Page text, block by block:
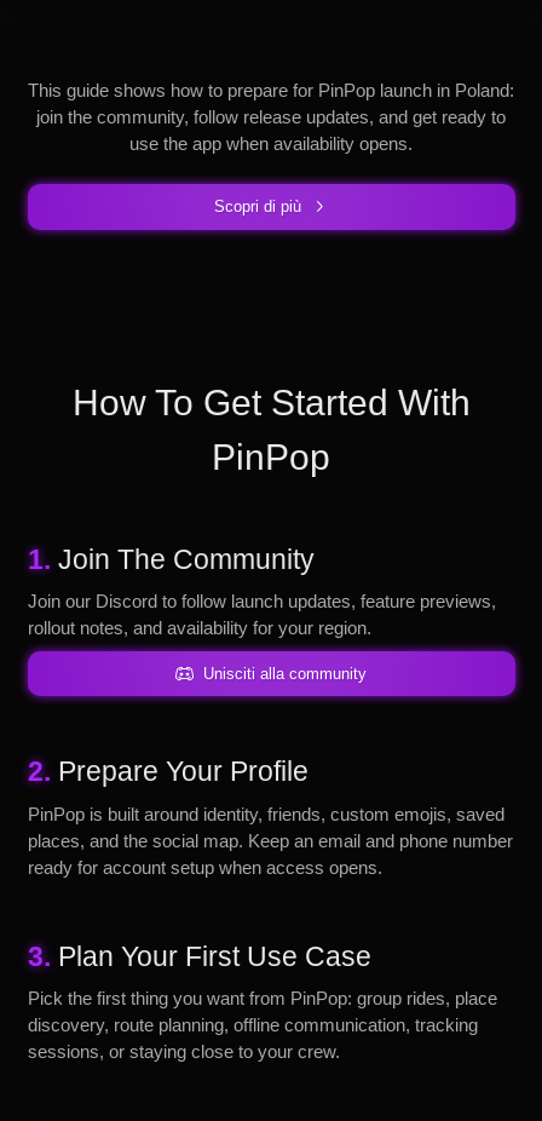
This guide shows how to prepare for PinPop launch in Poland:
join the community, follow release updates, and get ready to
use the app when availability opens.
Scopri di più
How To Get Started With
PinPop
1. Join The Community
Join our Discord to follow launch updates, feature previews,
rollout notes, and availability for your region.
Unisciti alla community
2. Prepare Your Profile
PinPop is built around identity, friends, custom emojis, saved
places, and the social map. Keep an email and phone number
ready for account setup when access opens.
3. Plan Your First Use Case
Pick the first thing you want from PinPop: group rides, place
discovery, route planning, offline communication, tracking
sessions, or staying close to your crew.